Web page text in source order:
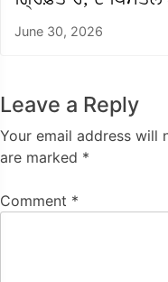
June 30, 2026
Leave a Reply
Your email address will
are marked *
Comment *